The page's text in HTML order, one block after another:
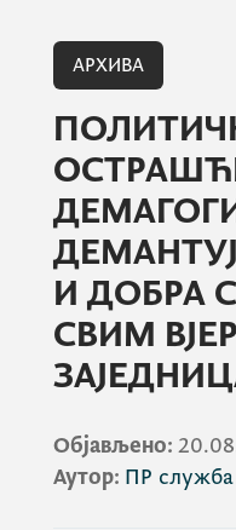
АРХИВА
И ДОБРА
СВИМ
Објављено:
Аутор: ПР служба